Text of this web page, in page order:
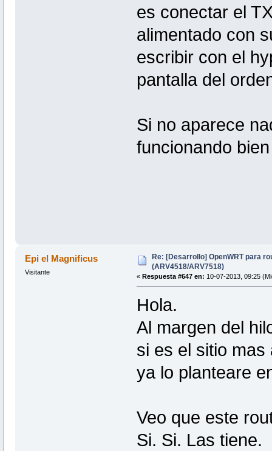
es conectar el
alimentado con
escribir con el
pantalla del
Si no aparece
funcionando
Epi el Magnificus
Visitante
Re: [Desarrollo] OpenWRT para
(ARV4518/ARV7518)
« Respuesta #647 en: 10-07-2013, 09:25
Hola.
Al margen del
si es el sitio
ya lo planteare
Veo que este
Si. Si. Las tiene.